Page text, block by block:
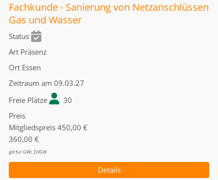
Fachkunde - Sanierung von Netzanschlüssen
Gas und Wasser
Status
Art Präsenz
Ort Essen
Zeitraum am 09.03.27
Freie Plätze
30
Preis
Mitgliedspreis 450,00 €
360,00 €
gilt für GWI, DVGW
Details